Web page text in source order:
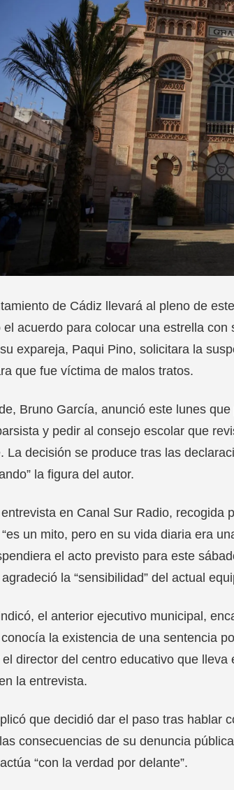
de Cádiz llevará al pleno de
el acuerdo para colocar una estrella
expareja, Paqui Pino, solicitara la
que fue víctima de malos tratos.
Bruno García, anunció este lunes
y pedir al consejo escolar que
La decisión se produce tras las
la figura del autor.
en Canal Sur Radio, recogida
un mito, pero en su vida diaria era
el acto previsto para este
la “sensibilidad” del actual
el anterior ejecutivo municipal,
la existencia de una sentencia
director del centro educativo que lleva
la entrevista.
que decidió dar el paso tras hablar
consecuencias de su denuncia
“con la verdad por delante”.